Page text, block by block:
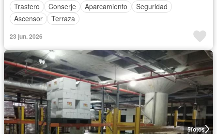
Trastero
Conserje Aparcamiento
Seguridad
Ascensor
Terraza
23 jun. 2026
5fotos